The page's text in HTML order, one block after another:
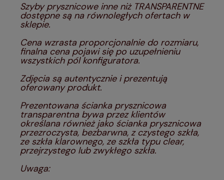
Szyby prysznicowe inne niż TRANSPARENTNE
dostępne są na równoległych ofertach w
sklepie.
Cena wzrasta proporcjonalnie do rozmiaru,
finalna cena pojawi się po uzupełnieniu
wszystkich pól konfiguratora.
Zdjęcia są autentycznie i prezentują
oferowany produkt.
Prezentowana ścianka prysznicowa
transparentna bywa przez klientów
określana również jako ścianka prysznicowa
przezroczysta, bezbarwna, z czystego szkła,
ze szkła klarownego, ze szkła typu clear,
przejrzystego lub zwykłego szkła.
Uwaga: